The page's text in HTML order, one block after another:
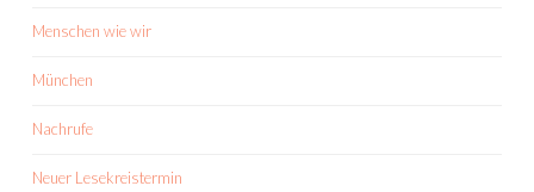
Menschen wie wir
München
Nachrufe
Neuer Lesekreistermin